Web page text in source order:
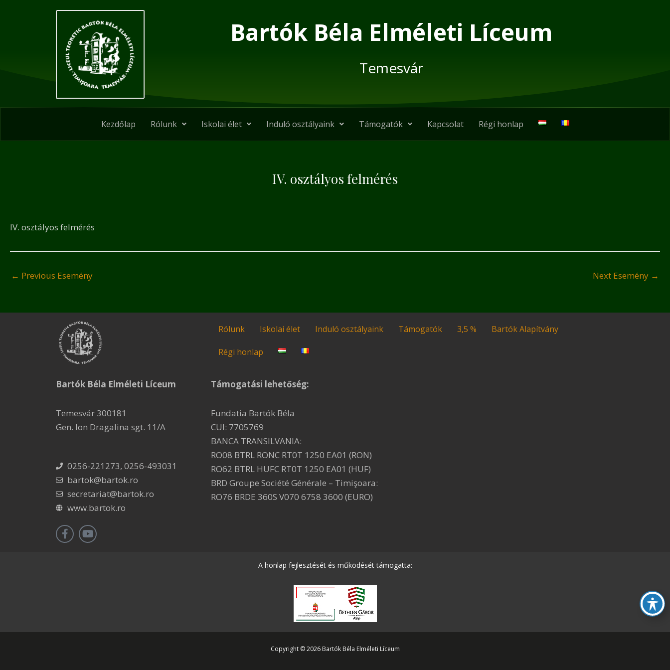
Bartók Béla Elméleti Líceum
Temesvár
Kezdőlap Rólunk Iskolai élet Induló osztályaink Támogatók Kapcsolat Régi honlap
IV. osztályos felmérés
IV. osztályos felmérés
← Previous Esemény Next Esemény →
Bartók Béla Elméleti Líceum
Temesvár 300181
Gen. Ion Dragalina sgt. 11/A
0256-221273, 0256-493031
bartok@bartok.ro
secretariat@bartok.ro
www.bartok.ro
Rólunk Iskolai élet Induló osztályaink Támogatók 3,5 % Bartók Alapítvány
Régi honlap
Támogatási lehetőség:
Fundatia Bartók Béla
CUI: 7705769
BANCA TRANSILVANIA:
RO08 BTRL RONC RT0T 1250 EA01 (RON)
RO62 BTRL HUFC RT0T 1250 EA01 (HUF)
BRD Groupe Société Générale – Timişoara:
RO76 BRDE 360S V070 6758 3600 (EURO)
A honlap fejlesztését és működését támogatta:
Copyright © 2026 Bartók Béla Elméleti Líceum